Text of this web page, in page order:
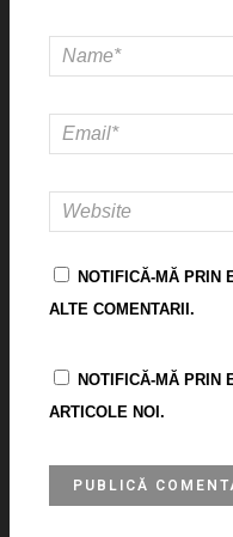
NOTIFICĂ-MĂ PRIN
ALTE COMENTARII.
NOTIFICĂ-MĂ PRIN
ARTICOLE NOI.